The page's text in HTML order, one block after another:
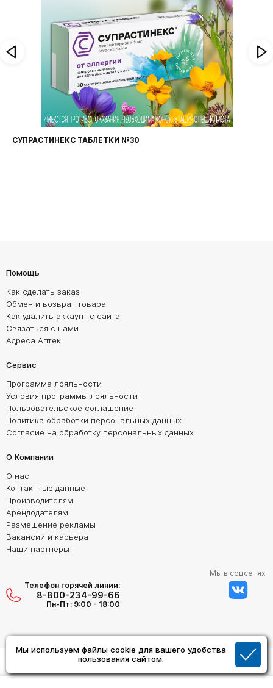
Мы используем файлы cookie для вашего удобства
пользования сайтом.
№30
Помощь
Как сделать заказ
Обмен и возврат товара
Как удалить аккаунт с сайта
Связаться с нами
Адреса Аптек
Сервис
Программа лояльности
Условия программы лояльности
Пользовательское соглашение
Политика обработки персональных данных
Согласие на обработку персональных данных
О Компании
О нас
Контактные данные
Производителям
Арендодателям
Размещение рекламы
Вакансии и карьера
Наши партнеры
Телефон горячей линии:
8-800-234-99-66
Пн-Пт: 9:00 - 18:00
Мы в соцсетях: